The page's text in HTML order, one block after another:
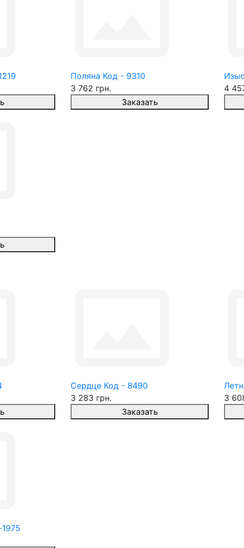
Поляна Код - 9310
3 762 грн.
Заказать
4
Сердце Код - 8490
3 283 грн.
Заказать
3